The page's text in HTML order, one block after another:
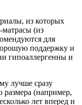
из которых
матрасы (из
для
поддержку и
гипоаллергенны и
лучше сразу
размера (например,
лет вперед и